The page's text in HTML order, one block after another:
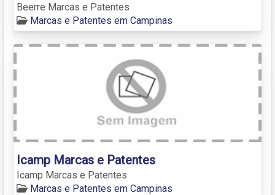
Beerre Marcas e Patentes
Marcas e Patentes em Campinas
Icamp Marcas e Patentes
Icamp Marcas e Patentes
Marcas e Patentes em Campinas